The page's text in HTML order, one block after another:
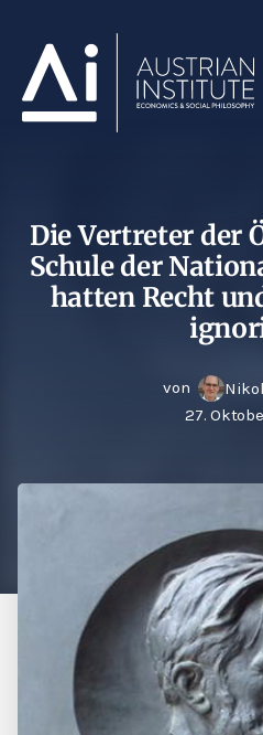
Die Vertreter der
Schule der
hatten Recht
von
27.